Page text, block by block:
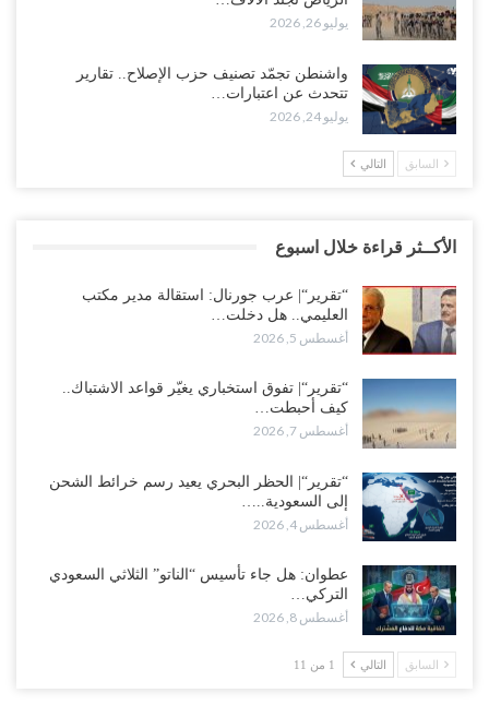
يوليو 26, 2026
واشنطن تجمّد تصنيف حزب الإصلاح.. تقارير
تتحدث عن اعتبارات…
يوليو 24, 2026
السابق التالي
الأكــثر قراءة خلال اسبوع
“تقرير“| عرب جورنال: استقالة مدير مكتب
العليمي.. هل دخلت…
أغسطس 5, 2026
“تقرير“| تفوق استخباري يغيّر قواعد الاشتباك..
كيف أحبطت…
أغسطس 7, 2026
“تقرير“| الحظر البحري يعيد رسم خرائط الشحن
إلى السعودية..…
أغسطس 4, 2026
عطوان: هل جاء تأسيس “الناتو” الثلاثي السعودي
التركي…
أغسطس 8, 2026
السابق التالي 1 من 11